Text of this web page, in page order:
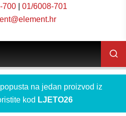
700 |01/6008-701
na jedan proizvod iz
kod LJETO26